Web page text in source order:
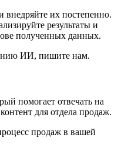
их постепенно.
результаты и
полученных данных.
ИИ, пишите нам.
помогает отвечать на
для отдела продаж.
продаж в вашей